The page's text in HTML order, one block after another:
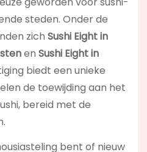
steden. Onder de
zich Sushi Eight in
en Sushi Eight in
biedt een unieke
de toewijding aan het
bereid met de
bent of nieuw